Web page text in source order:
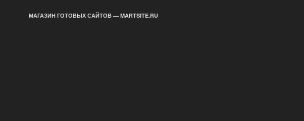
МАГАЗИН ГОТОВЫХ САЙТОВ — MARTSITE.RU